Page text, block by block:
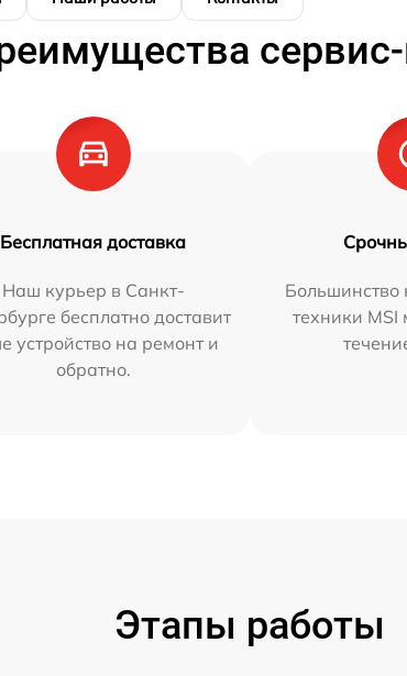
Бесплатная доставка
Наш курьер в Санкт-
бесплатно доставит
устройство на ремонт и
обратно.
Большинство
техники MSI
Этапы работы